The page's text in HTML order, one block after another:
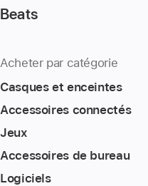
Beats
Acheter par catégorie
Casques et enceintes
Accessoires connectés
Jeux
Accessoires de bureau
Logiciels